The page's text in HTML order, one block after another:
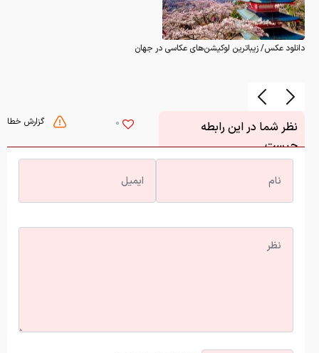
دانلود عکس/ زیباترین لوکیشن‌های عکاسی در جهان
گزارش خطا 0
نظر شما در این رابطه
چیست